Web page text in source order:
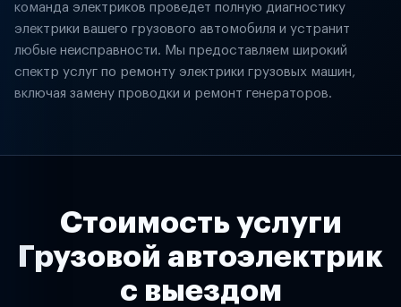
команда электриков проведет полную диагностику
электрики вашего грузового автомобиля и устранит
любые неисправности. Мы предоставляем широкий
спектр услуг по ремонту электрики грузовых машин,
включая замену проводки и ремонт генераторов.
Стоимость услуги
Грузовой автоэлектрик
с выездом